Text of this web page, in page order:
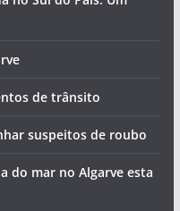
de trânsito
suspeitos de roubo
do mar no Algarve esta